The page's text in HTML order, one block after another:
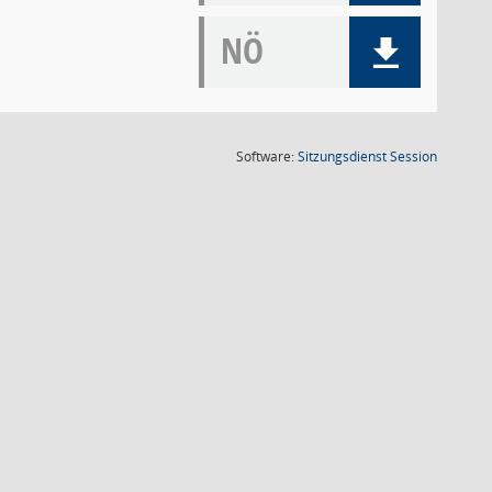
NÖ
Software:SitzungsdienstSession(Wird in